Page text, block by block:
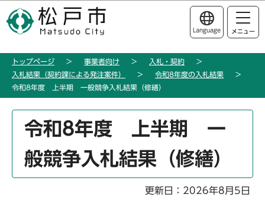
の
ー
このページの本文へ移動
Language メニュー
トップページ 事業者向け
入札・契約
入札結果（契約課による発注案件）
令和8年度の入札結果
令和8年度 上半期 一般競争入札結果（修繕）
か
令和8年度 上半期 一
般競争入札結果（修繕）
更新日：2026年8月5日